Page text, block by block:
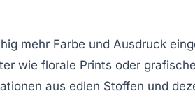
mehr Farbe und Ausdruck
wie florale Prints oder
aus edlen Stoffen und